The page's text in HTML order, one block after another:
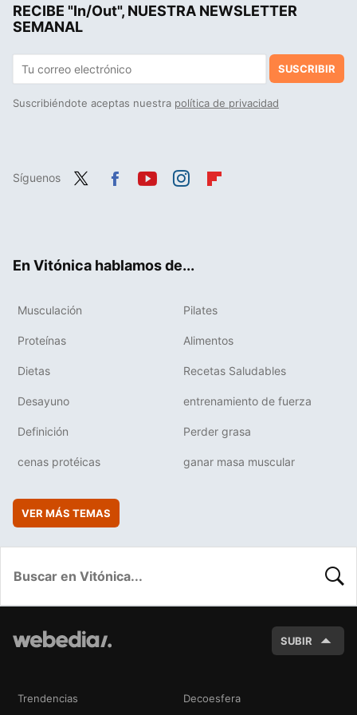
RECIBE "In/Out", NUESTRA NEWSLETTER
SEMANAL
SUSCRIBIR
Suscribiéndote aceptas nuestra política de privacidad
Síguenos
En Vitónica hablamos de...
Musculación Pilates
Proteínas Alimentos
Dietas Recetas Saludables
Desayuno entrenamiento de fuerza
Definición Perder grasa
cenas protéicas ganar masa muscular
VER MÁS TEMAS
SUBIR
Trendencias Decoesfera